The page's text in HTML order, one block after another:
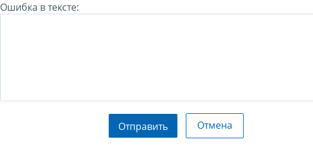
Ошибка в тексте:
Отправить Отмена